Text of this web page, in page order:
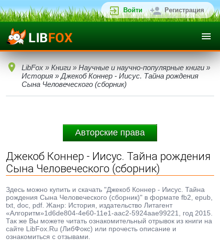
Войти Регистрация
LibFox » Книги » Научные и научно-популярные книги »
История » Джекоб Коннер - Иисус. Тайна рождения
Сына Человеческого (сборник)
Авторские права
Джекоб Коннер - Иисус. Тайна рождения
Сына Человеческого (сборник)
Здесь можно купить и скачать "Джекоб Коннер - Иисус. Тайна
рождения Сына Человеческого (сборник)" в формате fb2, epub,
txt, doc, pdf. Жанр: История, издательство Литагент
«Алгоритм»1d6de804-4e60-11e1-aac2-5924aae99221, год 2015.
Так же Вы можете читать ознакомительный отрывок из книги на
сайте LibFox.Ru (ЛибФокс) или прочесть описание и
ознакомиться с отзывами.